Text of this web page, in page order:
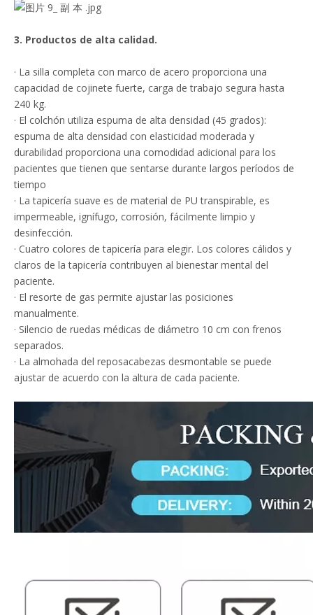
3. Productos de alta calidad.
· La silla completa con marco de acero proporciona una
capacidad de cojinete fuerte, carga de trabajo segura hasta
240 kg.
· El colchón utiliza espuma de alta densidad (45 grados):
espuma de alta densidad con elasticidad moderada y
durabilidad proporciona una comodidad adicional para los
pacientes que tienen que sentarse durante largos períodos de
tiempo
· La tapicería suave es de material de PU transpirable, es
impermeable, ignífugo, corrosión, fácilmente limpio y
desinfección.
· Cuatro colores de tapicería para elegir. Los colores cálidos y
claros de la tapicería contribuyen al bienestar mental del
paciente.
· El resorte de gas permite ajustar las posiciones
manualmente.
· Silencio de ruedas médicas de diámetro 10 cm con frenos
separados.
· La almohada del reposacabezas desmontable se puede
ajustar de acuerdo con la altura de cada paciente.